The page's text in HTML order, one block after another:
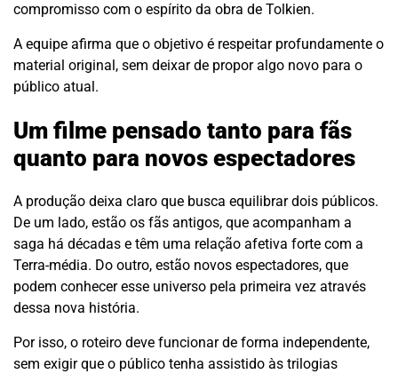
compromisso com o espírito da obra de Tolkien.
A equipe afirma que o objetivo é respeitar profundamente o
material original, sem deixar de propor algo novo para o
público atual.
Um filme pensado tanto para fãs
quanto para novos espectadores
A produção deixa claro que busca equilibrar dois públicos.
De um lado, estão os fãs antigos, que acompanham a
saga há décadas e têm uma relação afetiva forte com a
Terra-média. Do outro, estão novos espectadores, que
podem conhecer esse universo pela primeira vez através
dessa nova história.
Por isso, o roteiro deve funcionar de forma independente,
sem exigir que o público tenha assistido às trilogias